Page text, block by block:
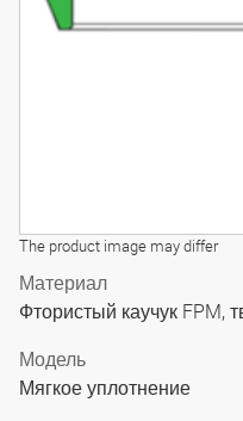
The product image may differ
Материал
Фтористый каучук FPM,
Модель
Мягкое уплотнение